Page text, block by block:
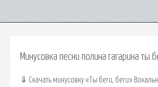
Минусовка песни полина гагарина ты
⇓ Скачать минусовку «Ты беги, беги»